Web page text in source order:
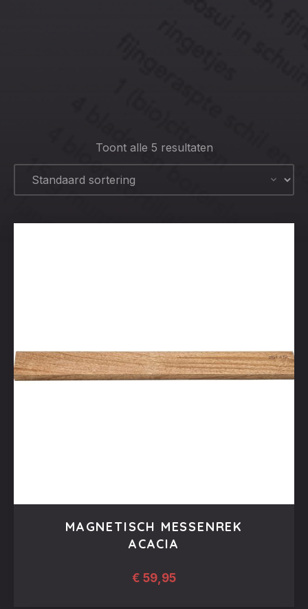
Toont alle 5 resultaten
MAGNETISCH MESSENREK
ACACIA
€ 59,95